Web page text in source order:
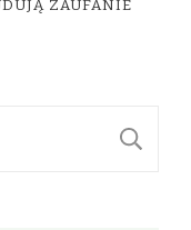
ZAUFANIE